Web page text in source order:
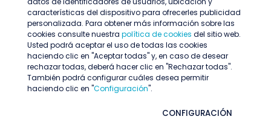
características del dispositivo para ofrecerles publicidad
personalizada. Para obtener más información sobre las
cookies consulte nuestra política de cookies del sitio web.
Usted podrá aceptar el uso de todas las cookies
haciendo clic en "Aceptar todas" y, en caso de desear
rechazar todas, deberá hacer clic en "Rechazar todas".
También podrá configurar cuáles desea permitir
haciendo clic en "Configuración".
CONFIGURACIÓN
Oferta no encontrada o ha finalizado su
proceso de selección